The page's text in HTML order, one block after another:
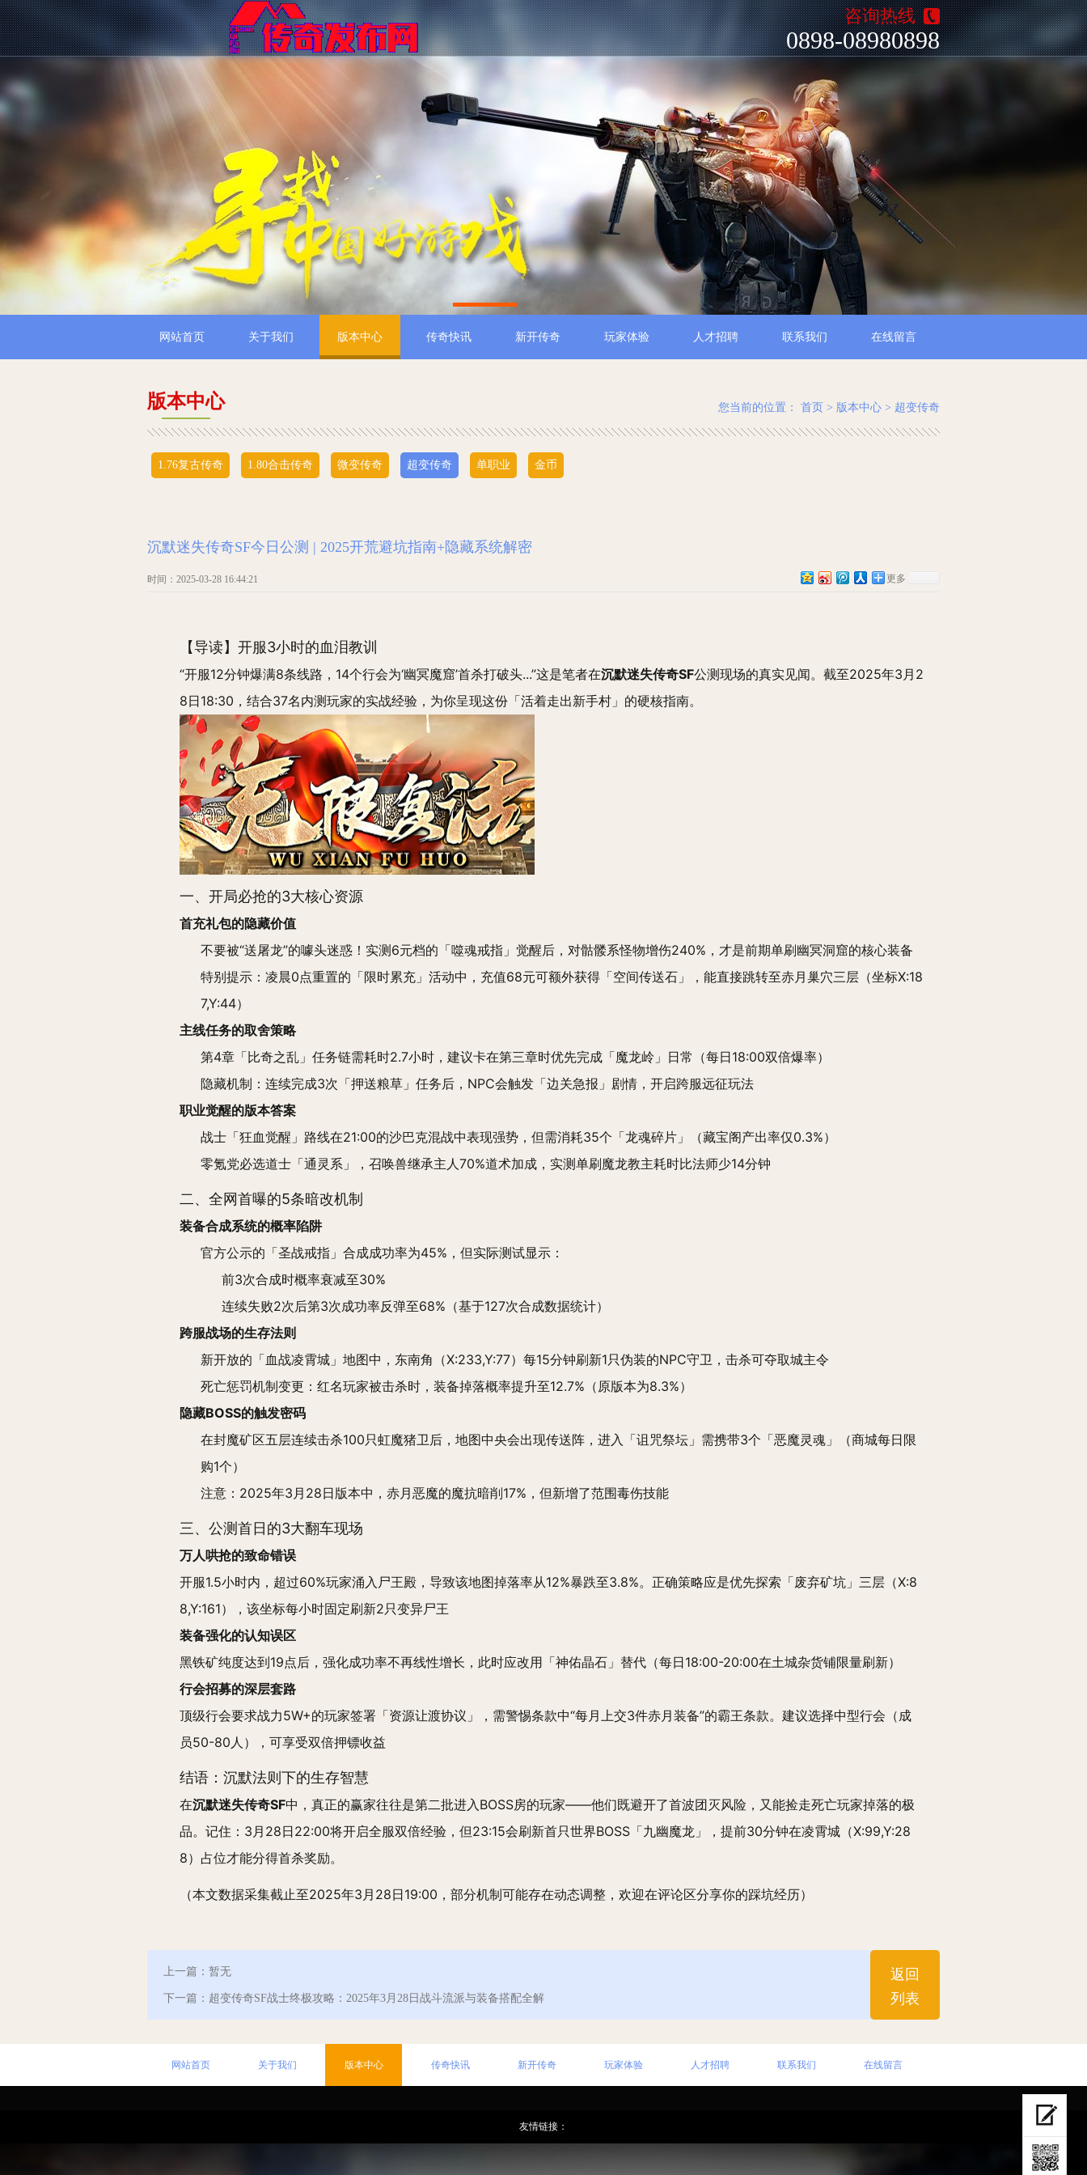
咨询热线
0898-08980898
1
网站首页 关于我们 版本中心 传奇快讯 新开传奇 玩家体验 人才招聘 联系我们 在线留言
版本中心 您当前的位置： 首页 > 版本中心 > 超变传奇
1.76复古传奇 1.80合击传奇 微变传奇 超变传奇 单职业 金币
沉默迷失传奇SF今日公测 | 2025开荒避坑指南+隐藏系统解密
时间：2025-03-28 16:44:21 更多
【导读】开服3小时的血泪教训
“开服12分钟爆满8条线路，14个行会为‘幽冥魔窟’首杀打破头...”这是笔者在沉默迷失传奇SF公测现场的真实见闻。截至2025年3月2
8日18:30，结合37名内测玩家的实战经验，为你呈现这份「活着走出新手村」的硬核指南。
一、开局必抢的3大核心资源
首充礼包的隐藏价值
不要被“送屠龙”的噱头迷惑！实测6元档的「噬魂戒指」觉醒后，对骷髅系怪物增伤240%，才是前期单刷幽冥洞窟的核心装备
特别提示：凌晨0点重置的「限时累充」活动中，充值68元可额外获得「空间传送石」，能直接跳转至赤月巢穴三层（坐标X:18
7,Y:44）
主线任务的取舍策略
第4章「比奇之乱」任务链需耗时2.7小时，建议卡在第三章时优先完成「魔龙岭」日常（每日18:00双倍爆率）
隐藏机制：连续完成3次「押送粮草」任务后，NPC会触发「边关急报」剧情，开启跨服远征玩法
职业觉醒的版本答案
战士「狂血觉醒」路线在21:00的沙巴克混战中表现强势，但需消耗35个「龙魂碎片」（藏宝阁产出率仅0.3%）
零氪党必选道士「通灵系」，召唤兽继承主人70%道术加成，实测单刷魔龙教主耗时比法师少14分钟
二、全网首曝的5条暗改机制
装备合成系统的概率陷阱
官方公示的「圣战戒指」合成成功率为45%，但实际测试显示：
前3次合成时概率衰减至30%
连续失败2次后第3次成功率反弹至68%（基于127次合成数据统计）
跨服战场的生存法则
新开放的「血战凌霄城」地图中，东南角（X:233,Y:77）每15分钟刷新1只伪装的NPC守卫，击杀可夺取城主令
死亡惩罚机制变更：红名玩家被击杀时，装备掉落概率提升至12.7%（原版本为8.3%）
隐藏BOSS的触发密码
在封魔矿区五层连续击杀100只虹魔猪卫后，地图中央会出现传送阵，进入「诅咒祭坛」需携带3个「恶魔灵魂」（商城每日限
购1个）
注意：2025年3月28日版本中，赤月恶魔的魔抗暗削17%，但新增了范围毒伤技能
三、公测首日的3大翻车现场
万人哄抢的致命错误
开服1.5小时内，超过60%玩家涌入尸王殿，导致该地图掉落率从12%暴跌至3.8%。正确策略应是优先探索「废弃矿坑」三层（X:8
8,Y:161），该坐标每小时固定刷新2只变异尸王
装备强化的认知误区
黑铁矿纯度达到19点后，强化成功率不再线性增长，此时应改用「神佑晶石」替代（每日18:00-20:00在土城杂货铺限量刷新）
行会招募的深层套路
顶级行会要求战力5W+的玩家签署「资源让渡协议」，需警惕条款中“每月上交3件赤月装备”的霸王条款。建议选择中型行会（成
员50-80人），可享受双倍押镖收益
结语：沉默法则下的生存智慧
在沉默迷失传奇SF中，真正的赢家往往是第二批进入BOSS房的玩家——他们既避开了首波团灭风险，又能捡走死亡玩家掉落的极
品。记住：3月28日22:00将开启全服双倍经验，但23:15会刷新首只世界BOSS「九幽魔龙」，提前30分钟在凌霄城（X:99,Y:28
8）占位才能分得首杀奖励。
（本文数据采集截止至2025年3月28日19:00，部分机制可能存在动态调整，欢迎在评论区分享你的踩坑经历）
上一篇：暂无
下一篇：超变传奇SF战士终极攻略：2025年3月28日战斗流派与装备搭配全解
返回
列表
网站首页 关于我们 版本中心 传奇快讯 新开传奇 玩家体验 人才招聘 联系我们 在线留言
友情链接：